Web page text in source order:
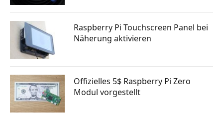
Raspberry Pi Touchscreen Panel bei
Näherung aktivieren
Offizielles 5$ Raspberry Pi Zero
Modul vorgestellt